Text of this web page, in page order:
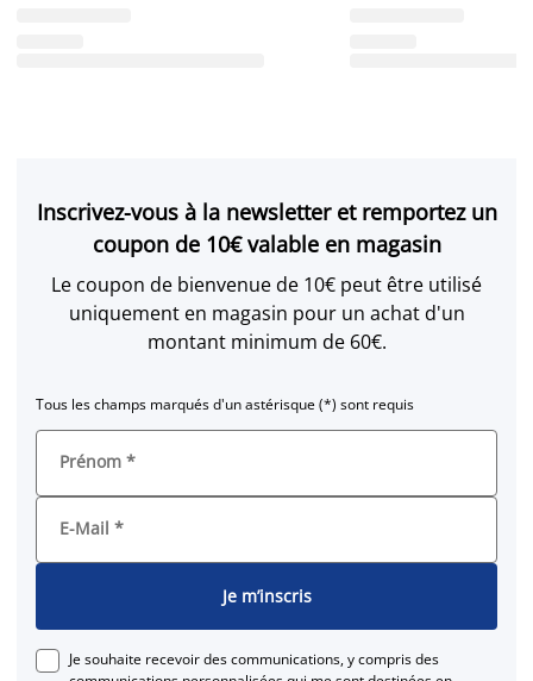
Inscrivez-vous à la newsletter et remportez un
coupon de 10€ valable en magasin
Le coupon de bienvenue de 10€ peut être utilisé
uniquement en magasin pour un achat d'un
montant minimum de 60€.
Tous les champs marqués d'un astérisque (*) sont requis
Prénom *
E-Mail *
Je m’inscris
Je souhaite recevoir des communications, y compris des